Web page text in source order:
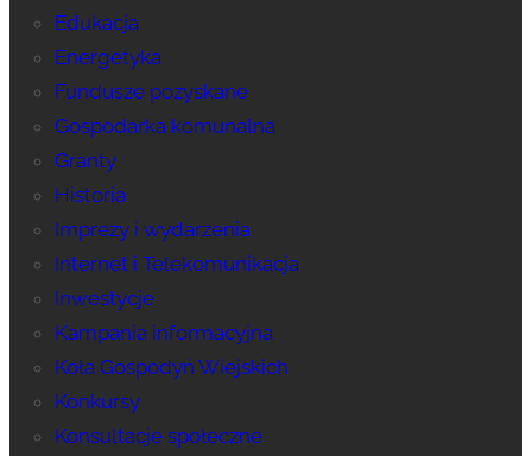
Edukacja
Energetyka
Fundusze pozyskane
Gospodarka komunalna
Granty
Historia
Imprezy i wydarzenia
Internet i Telekomunikacja
Inwestycje
Kampania informacyjna
Koła Gospodyń Wiejskich
Konkursy
Konsultacje społeczne